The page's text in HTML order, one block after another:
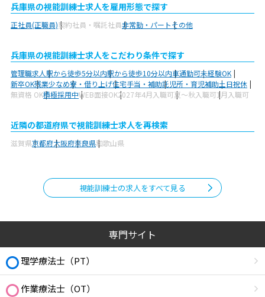
兵庫県の視能訓練士求人を雇用形態で探す
正社員(正職員)契約社員・嘱託社員非常勤・パートその他
兵庫県の視能訓練士求人をこだわり条件で探す
管理職求人駅から徒歩5分以内駅から徒歩10分以内車通勤可未経験OK
新卒OK残業少なめ寮・借り上げ住宅手当・補助託児所・育児補助土日祝休
無資格 OK積極採用中WEB面接OK2027年4月入職可夏～秋入職可1月入職可
近隣の都道府県で視能訓練士求人を再検索
滋賀県京都府大阪府奈良県和歌山県
視能訓練士の求人をすべて見る
専門サイト
理学療法士（PT）
作業療法士（OT）